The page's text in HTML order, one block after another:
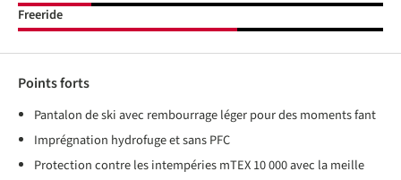
Freeride
Points forts
Pantalon de ski avec rembourrage léger pour des moments fant
Imprégnation hydrofuge et sans PFC
Protection contre les intempéries mTEX 10 000 avec la meille